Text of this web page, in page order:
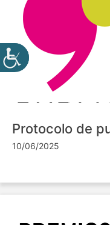
Protocolo de
10/06/2025